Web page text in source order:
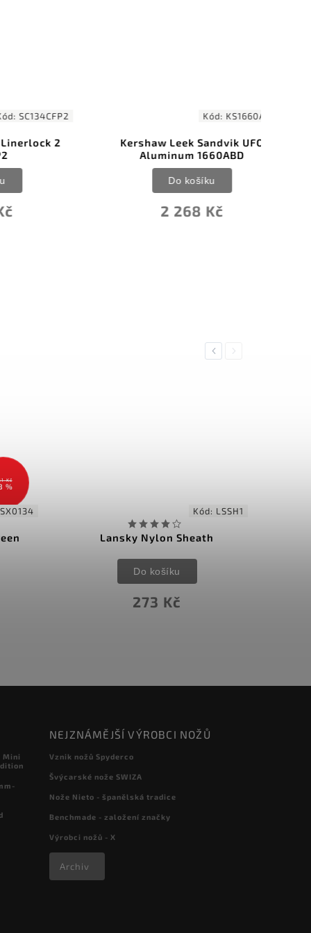
2
KS1660ABD
Kershaw Leek Sandvik UFO
Aluminum 1660ABD
2 268 Kč
Do košíku
Previous
Kč
%
Kód: LSSH1
Lansky Nylon Sheath
273 Kč
Do košíku
Next
Mini
NEJZNÁMĚJŠÍ VÝROBCI NOŽŮ
Vznik nožů Spyderco
Švýcarské nože SWIZA
Nože Nieto - španělská tradice
Benchmade - založení značky
Výrobci nožů - X
Archiv